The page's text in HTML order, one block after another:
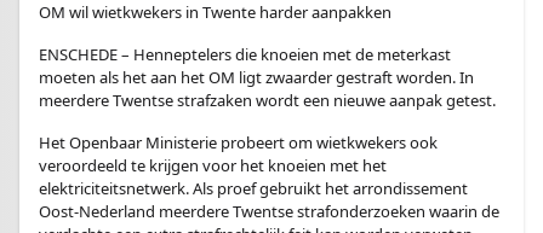
OM wil wietkwekers in Twente harder aanpakken
ENSCHEDE – Henneptelers die knoeien met de meterkast
moeten als het aan het OM ligt zwaarder gestraft worden. In
meerdere Twentse strafzaken wordt een nieuwe aanpak getest.
Het Openbaar Ministerie probeert om wietkwekers ook
veroordeeld te krijgen voor het knoeien met het
elektriciteitsnetwerk. Als proef gebruikt het arrondissement
Oost-Nederland meerdere Twentse strafonderzoeken waarin de